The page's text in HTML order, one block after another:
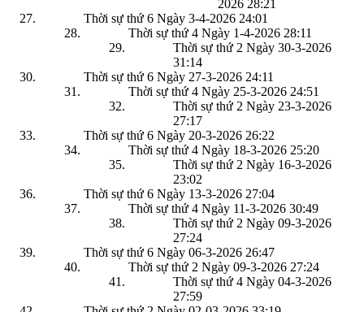
2026 28:21
Thời sự thứ 6 Ngày 3-4-2026 24:01
Thời sự thứ 4 Ngày 1-4-2026 28:11
Thời sự thứ 2 Ngày 30-3-2026
31:14
Thời sự thứ 6 Ngày 27-3-2026 24:11
Thời sự thứ 4 Ngày 25-3-2026 24:51
Thời sự thứ 2 Ngày 23-3-2026
27:17
Thời sự thứ 6 Ngày 20-3-2026 26:22
Thời sự thứ 4 Ngày 18-3-2026 25:20
Thời sự thứ 2 Ngày 16-3-2026
23:02
Thời sự thứ 6 Ngày 13-3-2026 27:04
Thời sự thứ 4 Ngày 11-3-2026 30:49
Thời sự thứ 2 Ngày 09-3-2026
27:24
Thời sự thứ 6 Ngày 06-3-2026 26:47
Thời sự thứ 2 Ngày 09-3-2026 27:24
Thời sự thứ 4 Ngày 04-3-2026
27:59